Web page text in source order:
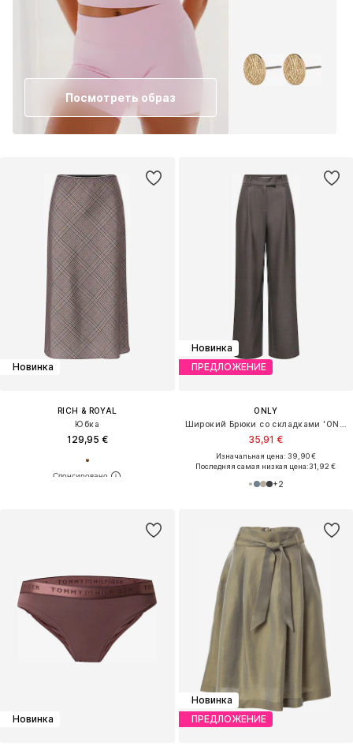
Новинка
RICH & ROYAL
Юбка
129,95 €
Новинка
ПРЕДЛОЖЕНИЕ
ONLY
35,91 €
Изначальная цена: 39,90 €
Последняя самая низкая цена:31,92 €
+2
Посмотреть образ
Новинка
Новинка
ПРЕДЛОЖЕНИЕ